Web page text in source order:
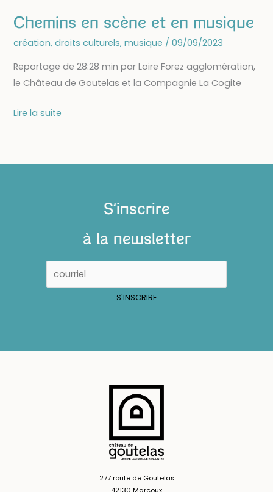
Chemins en scène et en musique
création, droits culturels, musique / 09/09/2023
Reportage de 28:28 min par Loire Forez agglomération,
le Château de Goutelas et la Compagnie La Cogite
Chemins
et
Lire la suite
S'inscrire
à la newsletter
277 route de Goutelas